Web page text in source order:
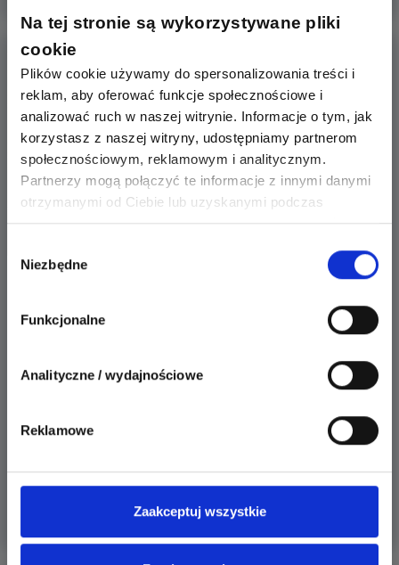
Na tej stronie są wykorzystywane pliki
cookie
Plików cookie używamy do spersonalizowania treści i
reklam, aby oferować funkcje społecznościowe i
analizować ruch w naszej witrynie. Informacje o tym, jak
korzystasz z naszej witryny, udostępniamy partnerom
społecznościowym, reklamowym i analitycznym.
Partnerzy mogą połączyć te informacje z innymi danymi
otrzymanymi od Ciebie lub uzyskanymi podczas
korzystania z ich usług. Dzięki Twojej zgodzie możemy
preferencji.
zgody
Niezbędne
Funkcjonalne
Analityczne / wydajnościowe
Reklamowe
Zaakceptuj wszystkie
Planujesz podłączyć kocioł do instalacji elektrycznej
instalacji są niezbędne, jak dobrać kabel
bezpiecznie i niezawodnie.